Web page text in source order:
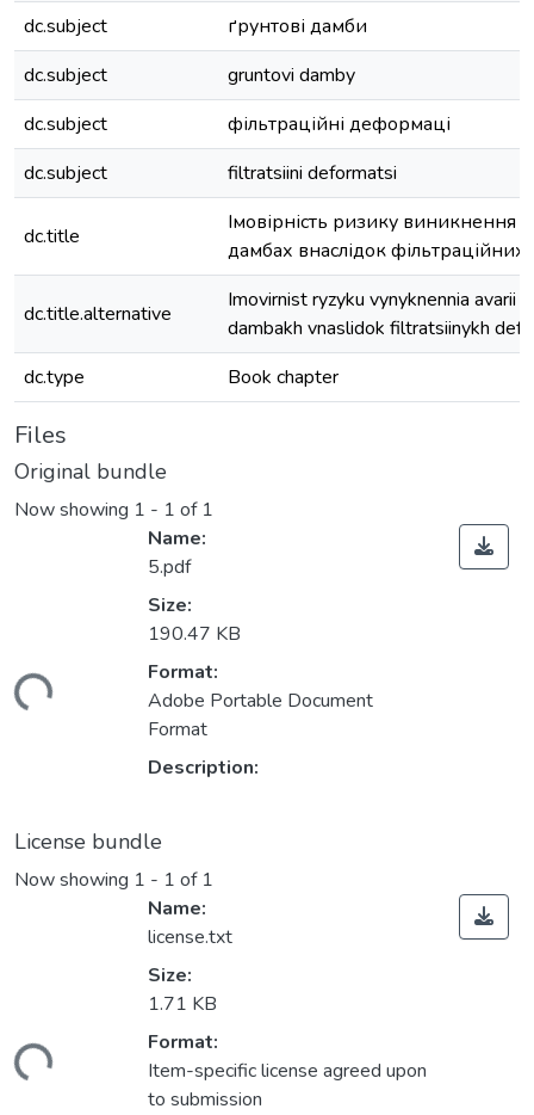
dc.subject
ґрунтові дамби
dc.subject
gruntovi damby
dc.subject
фільтраційні деформаці
dc.subject
filtratsiini deformatsi
dc.title
Імовірність ризику виникнення
дамбах внаслідок
dc.title.alternative
Imovirnist ryzyku vynyknennia avarii
dambakh vnaslidok filtratsiinykh
dc.type
Book chapter
Files
Original bundle
Now showing 1 - 1 of 1
Name:
5.pdf
Size:
190.47 KB
Format:
Adobe Portable Document
Format
Description:
License bundle
Now showing 1 - 1 of 1
Name:
license.txt
Size:
1.71 KB
Format:
Item-specific license agreed upon
to submission